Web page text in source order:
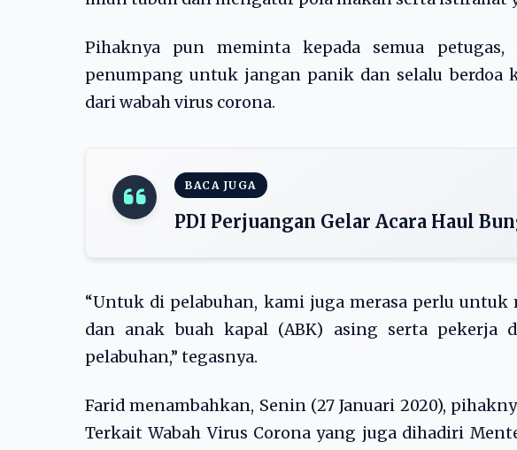
Pihaknya pun meminta kepada semua
penumpang untuk jangan panik dan selalu berdoa
dari wabah virus corona.
BACA JUGA
PDI Perjuangan Gelar Acara Haul
“Untuk di pelabuhan, kami juga merasa perlu untuk
dan anak buah kapal (ABK) asing serta pekerja
pelabuhan,” tegasnya.
Farid menambahkan, Senin (27 Januari 2020),
Terkait Wabah Virus Corona yang juga dihadiri